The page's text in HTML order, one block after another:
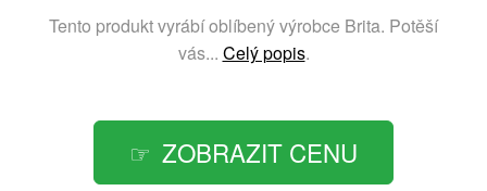
Tento produkt vyrábí oblíbený výrobce Brita. Potěší
vás... Celý popis.
ZOBRAZIT CENU